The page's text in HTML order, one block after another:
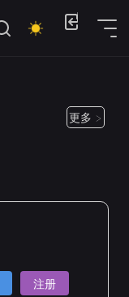
更多 >
注册